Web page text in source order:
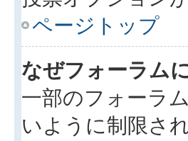
ページトップ
なぜフォーラム
一部のフォーラ
いように制限さ